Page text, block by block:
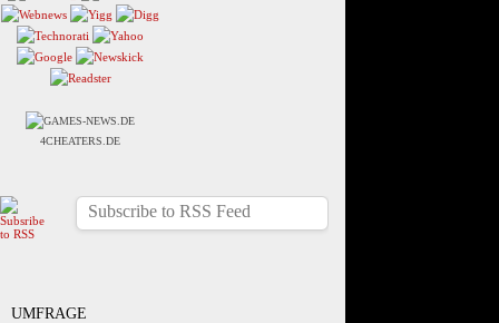
4CHEATERS.DE
Subscribe to RSS Feed
UMFRAGE